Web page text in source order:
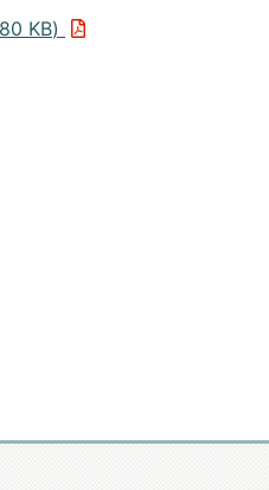
KB)